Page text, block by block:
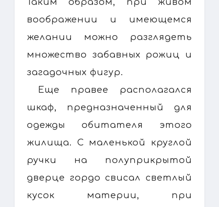
воображении и имеющемся
желании можно разглядеть
множество забавных рожиц и
загадочных фигур.
Еще правее располагался
шкаф, предназначенный для
одежды обитателя этого
жилища. С маленькой круглой
ручки на полуприкрытой
дверце гордо свисал светлый
кусок материи, при